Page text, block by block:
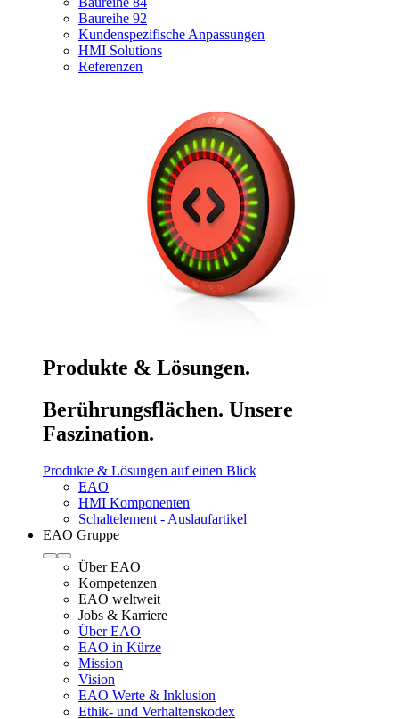
Baureihe 92
Kundenspezifische Anpassungen
HMI Solutions
Referenzen
Produkte & Lösungen.
Berührungsflächen. Unsere
Faszination.
Produkte & Lösungen auf einen Blick
EAO
HMI Komponenten
Schaltelement - Auslaufartikel
EAO Gruppe
Über EAO
Kompetenzen
EAO weltweit
Jobs & Karriere
Über EAO
EAO in Kürze
Mission
Vision
EAO Werte & Inklusion
Ethik- und Verhaltenskodex